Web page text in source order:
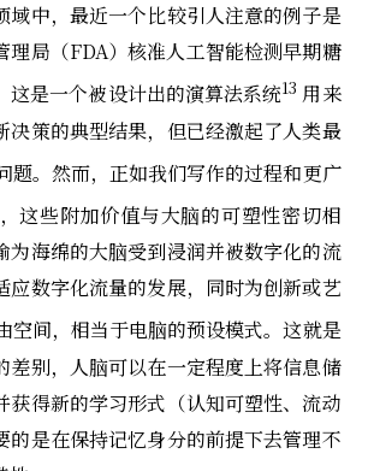
域中，最近一个比较引人注意的例子是
理局（FDA）核准人工智能检测早期糖
这是一个被设计出的演算法系统13 用来
决策的典型结果，但已经激起了人类最
题。然而，正如我们写作的过程和更广
，这些附加价值与大脑的可塑性密切相
为海绵的大脑受到浸润并被数字化的流
应数字化流量的发展，同时为创新或艺
空间，相当于电脑的预设模式。这就是
差别，人脑可以在一定程度上将信息储
获得新的学习形式（认知可塑性、流动
的是在保持记忆身分的前提下去管理不